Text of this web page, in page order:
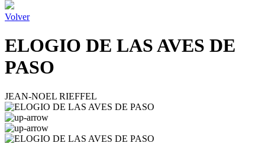
Volver
ELOGIO DE LAS AVES DE
PASO
JEAN-NOEL RIEFFEL